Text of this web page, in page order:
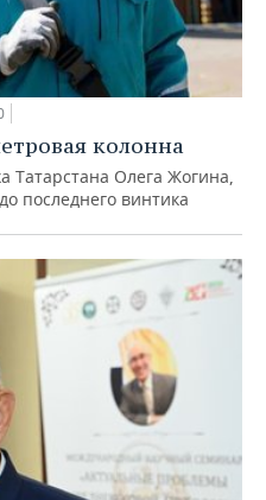
колонна
Татарстана Олега Жогина,
последнего винтика